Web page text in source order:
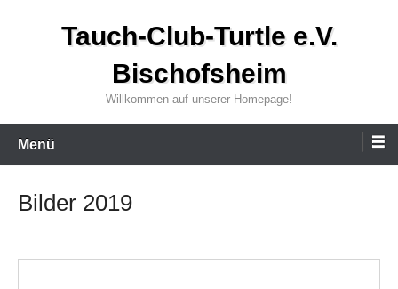
Tauch-Club-Turtle e.V.
Bischofsheim
Willkommen auf unserer Homepage!
Menü
Bilder 2019